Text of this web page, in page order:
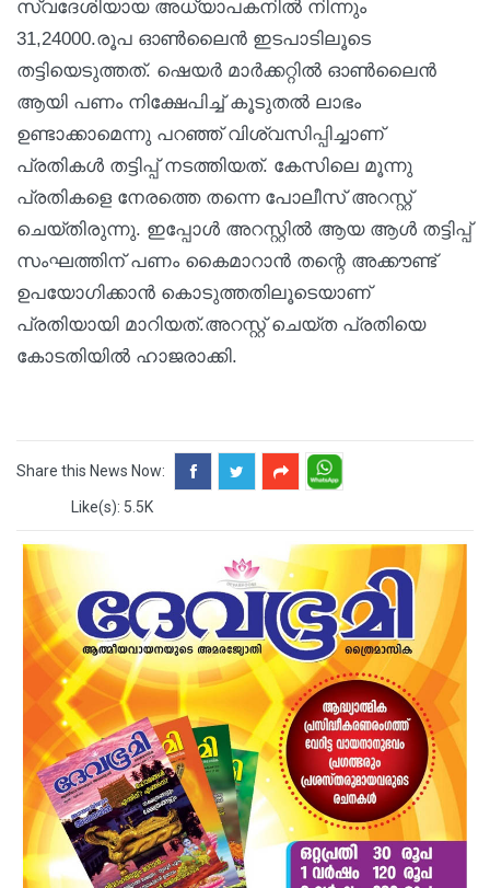
സ്വദേശിയായ അധ്യാപകനിൽ നിന്നും
31,24000.രൂപ ഓൺലൈൻ ഇടപാടിലൂടെ
തട്ടിയെടുത്തത്. ഷെയർ മാർക്കറ്റിൽ ഓൺലൈൻ
ആയി പണം നിക്ഷേപിച്ച് കൂടുതൽ ലാഭം
ഉണ്ടാക്കാമെന്നു പറഞ്ഞ് വിശ്വസിപ്പിച്ചാണ്
പ്രതികൾ തട്ടിപ്പ് നടത്തിയത്. കേസിലെ മൂന്നു
പ്രതികളെ നേരത്തെ തന്നെ പോലീസ് അറസ്റ്റ്
ചെയ്തിരുന്നു. ഇപ്പോൾ അറസ്റ്റിൽ ആയ ആൾ തട്ടിപ്പ്
സംഘത്തിന് പണം കൈമാറാൻ തന്റെ അക്കൗണ്ട്
ഉപയോഗിക്കാൻ കൊടുത്തതിലൂടെയാണ്
പ്രതിയായി മാറിയത്.അറസ്റ്റ് ചെയ്ത പ്രതിയെ
കോടതിയിൽ ഹാജരാക്കി.
Share this News Now:
Like(s): 5.5K